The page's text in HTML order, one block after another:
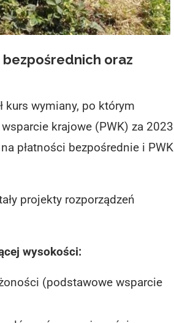
oraz
kurs wymiany, po którym
krajowe (PWK) za 2023
płatności bezpośrednie i PWK
projekty rozporządzeń
wysokości:
(podstawowe wsparcie